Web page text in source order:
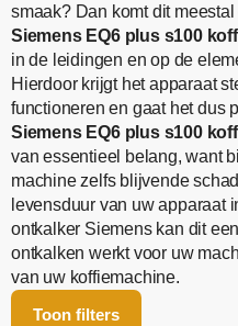
smaak? Dan komt dit
Siemens EQ6 plus s100
in de leidingen en op de
Hierdoor krijgt het apparaat
functioneren en gaat het dus
Siemens EQ6 plus s100
van essentieel belang, want
machine zelfs blijvende
levensduur van uw apparaat
ontkalker Siemens kan dit
ontkalken werkt voor uw
van uw koffiemachine.
Toon filters